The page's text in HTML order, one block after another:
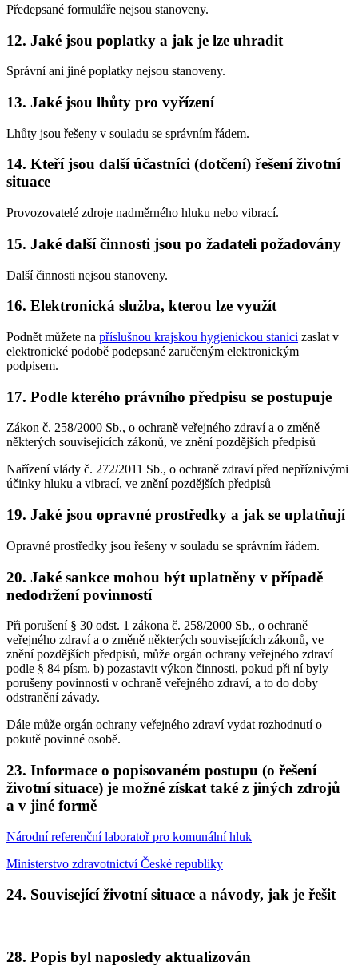
Předepsané formuláře nejsou stanoveny.
12. Jaké jsou poplatky a jak je lze uhradit
Správní ani jiné poplatky nejsou stanoveny.
13. Jaké jsou lhůty pro vyřízení
Lhůty jsou řešeny v souladu se správním řádem.
14. Kteří jsou další účastníci (dotčení) řešení životní
situace
Provozovatelé zdroje nadměrného hluku nebo vibrací.
15. Jaké další činnosti jsou po žadateli požadovány
Další činnosti nejsou stanoveny.
16. Elektronická služba, kterou lze využít
Podnět můžete na příslušnou krajskou hygienickou stanici zaslat v
elektronické podobě podepsané zaručeným elektronickým
podpisem.
17. Podle kterého právního předpisu se postupuje
Zákon č. 258/2000 Sb., o ochraně veřejného zdraví a o změně
některých souvisejících zákonů, ve znění pozdějších předpisů
Nařízení vlády č. 272/2011 Sb., o ochraně zdraví před nepříznivými
účinky hluku a vibrací, ve znění pozdějších předpisů
19. Jaké jsou opravné prostředky a jak se uplatňují
Opravné prostředky jsou řešeny v souladu se správním řádem.
20. Jaké sankce mohou být uplatněny v případě
nedodržení povinností
Při porušení § 30 odst. 1 zákona č. 258/2000 Sb., o ochraně
veřejného zdraví a o změně některých souvisejících zákonů, ve
znění pozdějších předpisů, může orgán ochrany veřejného zdraví
podle § 84 písm. b) pozastavit výkon činnosti, pokud při ní byly
porušeny povinnosti v ochraně veřejného zdraví, a to do doby
odstranění závady.
Dále může orgán ochrany veřejného zdraví vydat rozhodnutí o
pokutě povinné osobě.
23. Informace o popisovaném postupu (o řešení
životní situace) je možné získat také z jiných zdrojů
a v jiné formě
Národní referenční laboratoř pro komunální hluk
Ministerstvo zdravotnictví České republiky
24. Související životní situace a návody, jak je řešit
28. Popis byl naposledy aktualizován